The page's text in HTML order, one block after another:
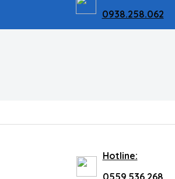
0938.258.062
Hotline:
0559.536.268